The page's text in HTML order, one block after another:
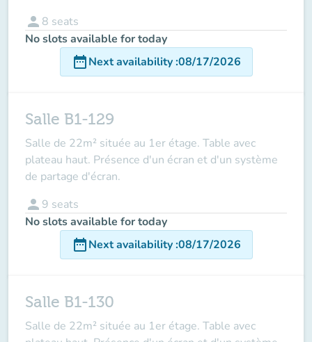
person 8 seats
No slots available for today
date_rangeNext availability:08/17/2026
Salle B1-129
Salle de 22m² située au 1er étage. Table avec
plateau haut. Présence d'un écran et d'un système
de partage d'écran.
person 9 seats
No slots available for today
date_rangeNext availability:08/17/2026
Salle B1-130
Salle de 22m² située au 1er étage. Table avec